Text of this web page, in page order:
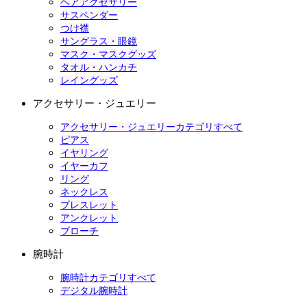
ヘアアクセサリー
サスペンダー
つけ襟
サングラス・眼鏡
マスク・マスクグッズ
タオル・ハンカチ
レイングッズ
アクセサリー・ジュエリー
アクセサリー・ジュエリーカテゴリすべて
ピアス
イヤリング
イヤーカフ
リング
ネックレス
ブレスレット
アンクレット
ブローチ
腕時計
腕時計カテゴリすべて
デジタル腕時計